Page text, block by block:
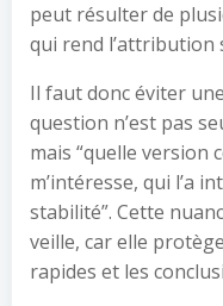
peut résulter de
qui rend l’attribution
Il faut donc éviter
question n’est pas
mais “quelle version
m’intéresse, qui l’a
stabilité”. Cette
veille, car elle
rapides et les